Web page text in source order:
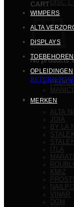
CART
No products
RETURN TO
DISC L
WIMPERS
ALTA
DISPLAYS
TOEBEHOREN
OPLEIDINGEN
MERKEN
ALTA
JOIA
BY LA
ITLA
KMIZ
VINAR
DGM